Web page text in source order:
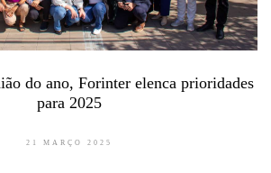
do ano, Forinter elenca prioridades
para 2025
21 MARÇO 2025